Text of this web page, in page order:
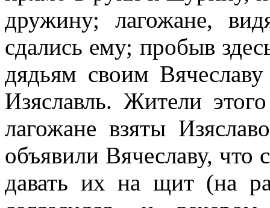
дружину; лагожане,
сдались ему; пробыв
дядьям своим
Изяславль. Жители
лагожане взяты
объявили Вячеславу, что
давать их на щит (на